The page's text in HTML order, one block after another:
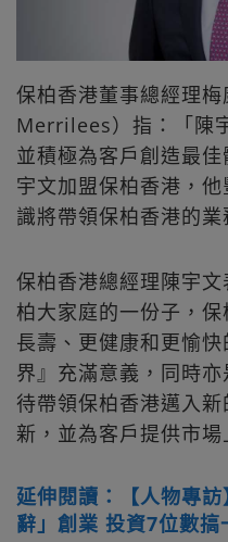
保柏香港董事總經理
Merrilees）指：「陳
並積極為客戶創造最
宇文加盟保柏香港，
識將帶領保柏香港的業
保柏香港總經理陳宇
柏大家庭的一份子，
長壽、更健康和更愉
界』充滿意義，同時
待帶領保柏香港邁入
新，並為客戶提供市場
延伸閱讀：【人物專
辭」創業 投資7位數搞